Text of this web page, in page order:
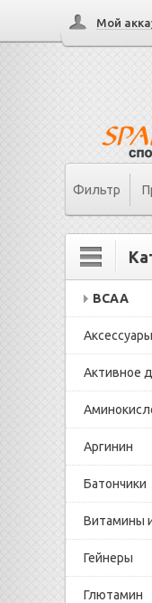
Мой
Фильтр
BCAA
Аксессуары
Активное
Аргинин
Батончики
Витамины
Гейнеры
Глютамин